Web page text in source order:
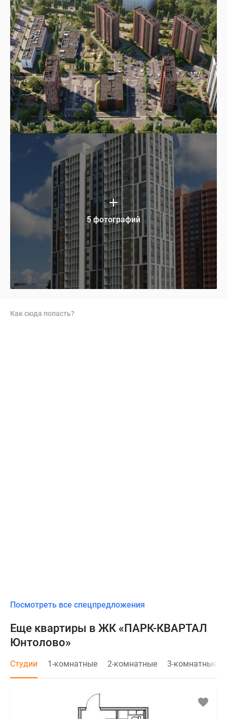
5 фотографий
Как сюда попасть?
Посмотреть все спецпредложения
Еще квартиры в ЖК «ПАРК-КВАРТАЛ
Юнтолово»
Студии 1-комнатные 2-комнатные 3-комнатные